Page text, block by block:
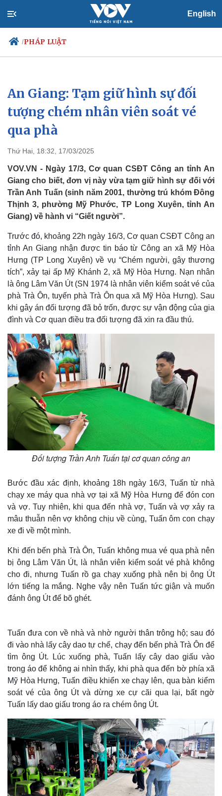
English
/PHÁP LUẬT
Chính trị
Đảng
Tổ chức nhân sự
Quốc hội
Nhận diện sự thật
Xã hội
Tin 24h
Dự báo thời tiết
An Giang: Tạm giữ hình sự đối
tượng chém nhân viên soát vé
qua phà
Thứ Hai, 18:32, 17/03/2025
VOV.VN - Ngày 17/3, Cơ quan CSĐT Công an tỉnh An
Giang cho biết, đơn vị này vừa tạm giữ hình sự đối với
Trần Anh Tuấn (sinh năm 2001, thường trú khóm Đông
Thịnh 3, phường Mỹ Phước, TP Long Xuyên, tỉnh An
Giang) về hành vi “Giết người”.
Trước đó, khoảng 22h ngày 16/3, Cơ quan CSĐT Công an
tỉnh An Giang nhận được tin báo từ Công an xã Mỹ Hòa
Hưng (TP Long Xuyên) về vụ “Chém người, gây thương
tích”, xảy tại ấp Mỹ Khánh 2, xã Mỹ Hòa Hưng. Nạn nhân
là ông Lâm Văn Út (SN 1974 là nhân viên kiểm soát vé của
phà Trà Ôn, tuyến phà Trà Ôn qua xã Mỹ Hòa Hưng). Sau
khi gây án đối tượng đã bỏ trốn, được sự vận động của gia
đình và Cơ quan điều tra đối tượng đã xin ra đầu thú.
Đối tượng Trần Anh Tuấn tại cơ quan công an
Bước đầu xác định, khoảng 18h ngày 16/3, Tuấn từ nhà
chạy xe máy qua nhà vợ tại xã Mỹ Hòa Hưng để đón con
và vợ. Tuy nhiên, khi qua đến nhà vợ, Tuấn và vợ xảy ra
mâu thuẫn nên vợ không chịu về cùng, Tuấn ôm con chạy
xe đi về một mình.
Khi đến bến phà Trà Ôn, Tuấn không mua vé qua phà nên
bị ông Lâm Văn Út, là nhân viên kiểm soát vé phà không
cho đi, nhưng Tuấn rồ ga chạy xuống phà nên bị ông Út
lớn tiếng la mắng. Nghe vậy nên Tuấn tức giận và muốn
đánh ông Út để bõ ghét.
Tuấn đưa con về nhà và nhờ người thân trông hộ; sau đó
đi vào nhà lấy cây dao tự chế, chạy đến bến phà Trà Ôn để
tìm ông Út. Lúc xuống phà, Tuấn lấy cây dao giấu vào
trong áo để không ai nhìn thấy, khi phà qua đến bờ phía xã
Mỹ Hòa Hưng, Tuấn điều khiển xe chạy lên, qua bàn kiểm
soát vé của ông Út và dừng xe cự cãi qua lại, bất ngờ
Tuấn lấy dao giấu trong áo ra chém ông Út.